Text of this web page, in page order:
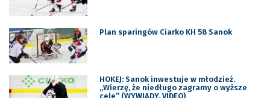
Plan sparingów Ciarko KH 58 Sanok
HOKEJ: Sanok inwestuje w młodzież.
„Wierzę, że niedługo zagramy o wyższe
cele” (WYWIADY, VIDEO)